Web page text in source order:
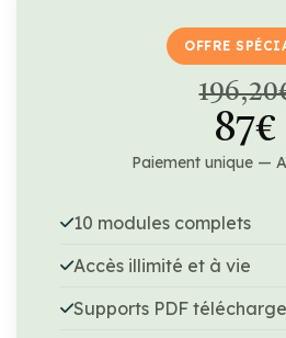
OFFRE
87€
Paiement unique —
10 modules complets
Accès illimité et à vie
Supports PDF